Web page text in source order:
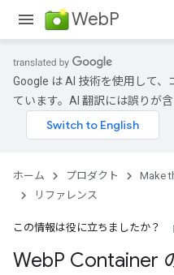
WebP
Google は AI 技術を使用して
ています。AI 翻訳には誤りが
ホーム プロダクト Make
リファレンス
この情報は役に立ちましたか？
WebP Container